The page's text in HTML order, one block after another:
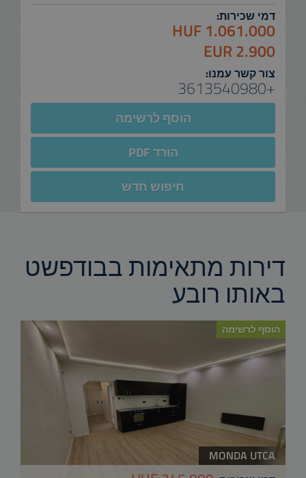
דמי שכירות:
1.061.000 HUF
2.900 EUR
צור קשר עמנו:
+3613540980
הוסף לרשימה
הורד PDF
חיפוש חדש
דירות מתאימות בבודפשט
באותו רובע
הוסף לרשימה
MONDA UTCA